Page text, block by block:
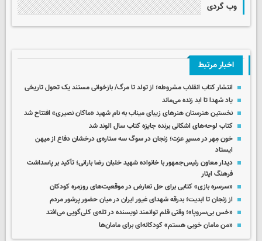
وب گردی
اخبار مرتبط
انتشار کتاب انقلاب مشروطه؛ از تولد تا مرگ/ بازخوانی مستند یک تحول تاریخی
یاد شهدا تا ابد زنده می‌ماند
نخستین هنرستان هنرهای زیبای میناب به نام شهید «ماکان نصیری» افتتاح شد
کتاب لوحه‌های اشکانی برنده جایزه کتاب سال الوند شد
خون مِهر در مسیرِ عزت؛ زنجان در سوگ سه ستاره‌ی درخشان دفاع از میهن
ایستاد
دیدار معاون رئیس‌جمهور با خانواده شهید خلبان رضا بارانی؛ تأکید بر پاسداشت
فرهنگ ایثار
«سرسره بازی» کتابی برای حل تعارض در موقعیت‌های روزمره کودکان
از زنجان تا ابدیت؛ بدرقه شهدای غیور ایران در میان حضور پرشور مردم
«خس بی‌سروپا»؛ وقتی قلم توانمند نویسنده در تله‌ی کلی‌گویی می‌افتد
«من مامان خوبی هستم» کودکانه‌ای برای مامان‌ها